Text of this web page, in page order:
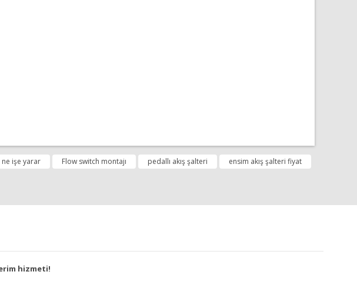
formunu kullanarak tarafımıza iletebilirsiniz.
ne işe yarar Flow switch montajı pedallı akış şalteri
ensim akış şalteri fiyat
hizmeti!